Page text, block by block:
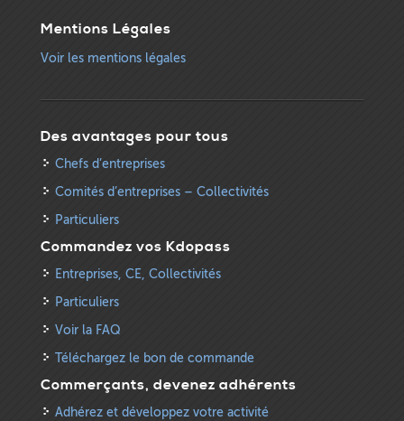
Mentions Légales
Voir les mentions légales
Des avantages pour tous
Chefs d’entreprises
Comités d’entreprises – Collectivités
Particuliers
Commandez vos Kdopass
Entreprises, CE, Collectivités
Particuliers
Voir la FAQ
Téléchargez le bon de commande
Commerçants, devenez adhérents
Adhérez et développez votre activité